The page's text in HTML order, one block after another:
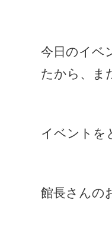
今日のイベ
たから、ま
イベントを
館長さんの